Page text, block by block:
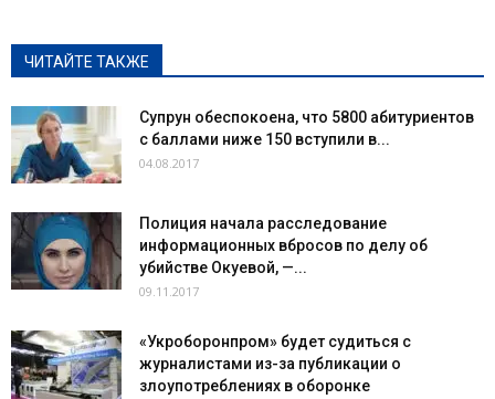
ЧИТАЙТЕ ТАКЖЕ
Супрун обеспокоена, что 5800 абитуриентов
с баллами ниже 150 вступили в...
04.08.2017
Полиция начала расследование
информационных вбросов по делу об
убийстве Окуевой, —...
09.11.2017
«Укроборонпром» будет судиться с
журналистами из-за публикации о
злоупотреблениях в оборонке